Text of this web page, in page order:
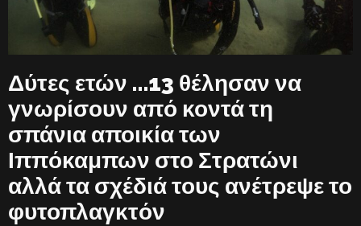
Δύτες ετών …13 θέλησαν να
γνωρίσουν από κοντά τη
σπάνια αποικία των
Ιππόκαμπων στο Στρατώνι
αλλά τα σχέδιά τους ανέτρεψε το
φυτοπλαγκτόν